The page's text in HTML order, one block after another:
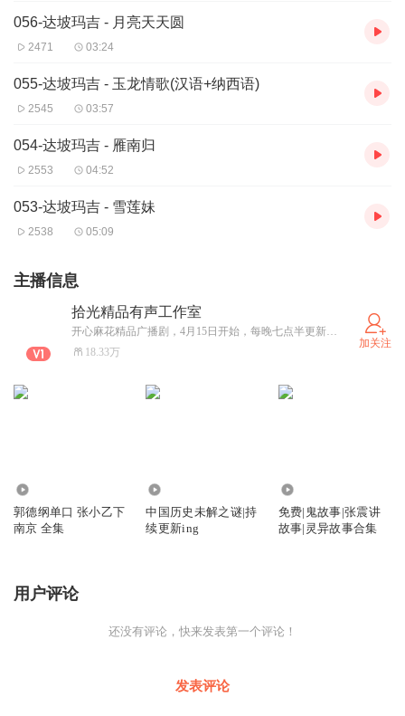
056-达坡玛吉 - 月亮天天圆
2471 03:24
055-达坡玛吉 - 玉龙情歌(汉语+纳西语)
2545 03:57
054-达坡玛吉 - 雁南归
2553 04:52
053-达坡玛吉 - 雪莲妹
2538 05:09
主播信息
拾光精品有声工作室
开心麻花精品广播剧，4月15日开始，每晚七点半更新，欢迎大家订阅收听！
18.33万
加关注
郭德纲单口 张小乙下
南京 全集
中国历史未解之谜|持
续更新ing
免费|鬼故事|张震讲
故事|灵异故事合集
用户评论
还没有评论，快来发表第一个评论！
发表评论